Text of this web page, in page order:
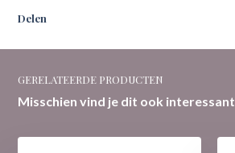
Delen
GERELATEERDE PRODUCTEN
Misschien vind je dit ook interessant